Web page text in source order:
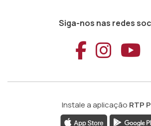
Siga-nos nas redes
Aceder
Instale a aplicação RTP